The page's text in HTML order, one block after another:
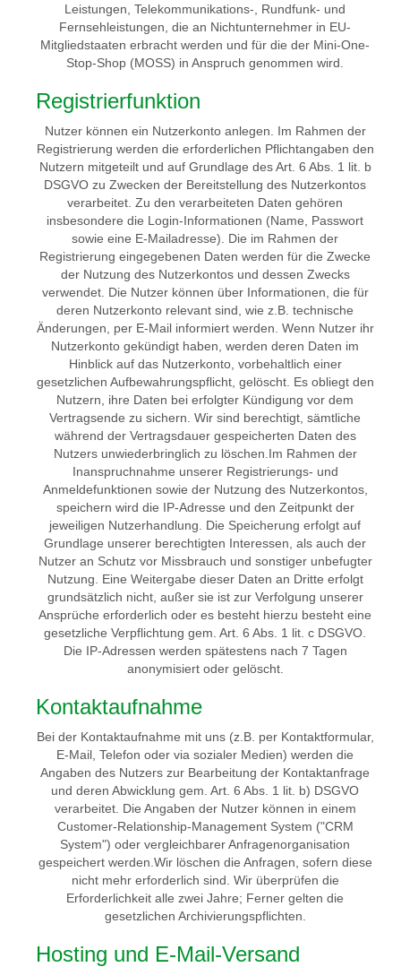
Leistungen, Telekommunikations-, Rundfunk- und
Fernsehleistungen, die an Nichtunternehmer in EU-
Mitgliedstaaten erbracht werden und für die der Mini-One-
Stop-Shop (MOSS) in Anspruch genommen wird.
Registrierfunktion
Nutzer können ein Nutzerkonto anlegen. Im Rahmen der
Registrierung werden die erforderlichen Pflichtangaben den
Nutzern mitgeteilt und auf Grundlage des Art. 6 Abs. 1 lit. b
DSGVO zu Zwecken der Bereitstellung des Nutzerkontos
verarbeitet. Zu den verarbeiteten Daten gehören
insbesondere die Login-Informationen (Name, Passwort
sowie eine E-Mailadresse). Die im Rahmen der
Registrierung eingegebenen Daten werden für die Zwecke
der Nutzung des Nutzerkontos und dessen Zwecks
verwendet. Die Nutzer können über Informationen, die für
deren Nutzerkonto relevant sind, wie z.B. technische
Änderungen, per E-Mail informiert werden. Wenn Nutzer ihr
Nutzerkonto gekündigt haben, werden deren Daten im
Hinblick auf das Nutzerkonto, vorbehaltlich einer
gesetzlichen Aufbewahrungspflicht, gelöscht. Es obliegt den
Nutzern, ihre Daten bei erfolgter Kündigung vor dem
Vertragsende zu sichern. Wir sind berechtigt, sämtliche
während der Vertragsdauer gespeicherten Daten des
Nutzers unwiederbringlich zu löschen.Im Rahmen der
Inanspruchnahme unserer Registrierungs- und
Anmeldefunktionen sowie der Nutzung des Nutzerkontos,
speichern wird die IP-Adresse und den Zeitpunkt der
jeweiligen Nutzerhandlung. Die Speicherung erfolgt auf
Grundlage unserer berechtigten Interessen, als auch der
Nutzer an Schutz vor Missbrauch und sonstiger unbefugter
Nutzung. Eine Weitergabe dieser Daten an Dritte erfolgt
grundsätzlich nicht, außer sie ist zur Verfolgung unserer
Ansprüche erforderlich oder es besteht hierzu besteht eine
gesetzliche Verpflichtung gem. Art. 6 Abs. 1 lit. c DSGVO.
Die IP-Adressen werden spätestens nach 7 Tagen
anonymisiert oder gelöscht.
Kontaktaufnahme
Bei der Kontaktaufnahme mit uns (z.B. per Kontaktformular,
E-Mail, Telefon oder via sozialer Medien) werden die
Angaben des Nutzers zur Bearbeitung der Kontaktanfrage
und deren Abwicklung gem. Art. 6 Abs. 1 lit. b) DSGVO
verarbeitet. Die Angaben der Nutzer können in einem
Customer-Relationship-Management System ("CRM
System") oder vergleichbarer Anfragenorganisation
gespeichert werden.Wir löschen die Anfragen, sofern diese
nicht mehr erforderlich sind. Wir überprüfen die
Erforderlichkeit alle zwei Jahre; Ferner gelten die
gesetzlichen Archivierungspflichten.
Hosting und E-Mail-Versand